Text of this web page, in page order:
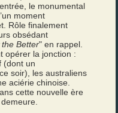
le monumental
moment
Rôle finalement
obsédant
the Better" en rappel.
opérer la jonction :
(dont un
soir), les australiens
aciérie chinoise.
cette nouvelle ère